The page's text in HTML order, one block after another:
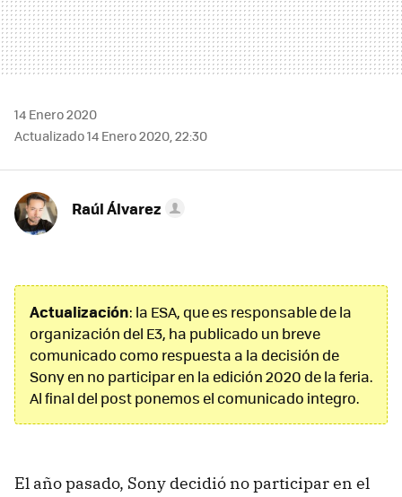
14 Enero 2020
Actualizado 14 Enero 2020, 22:30
Raúl Álvarez
Actualización: la ESA, que es responsable de la
organización del E3, ha publicado un breve
comunicado como respuesta a la decisión de
Sony en no participar en la edición 2020 de la feria.
Al final del post ponemos el comunicado integro.
El año pasado, Sony decidió no participar en el